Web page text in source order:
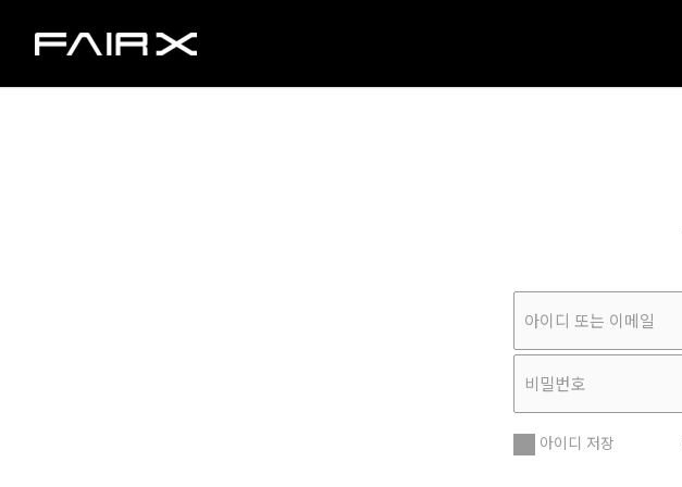
아이디 저장